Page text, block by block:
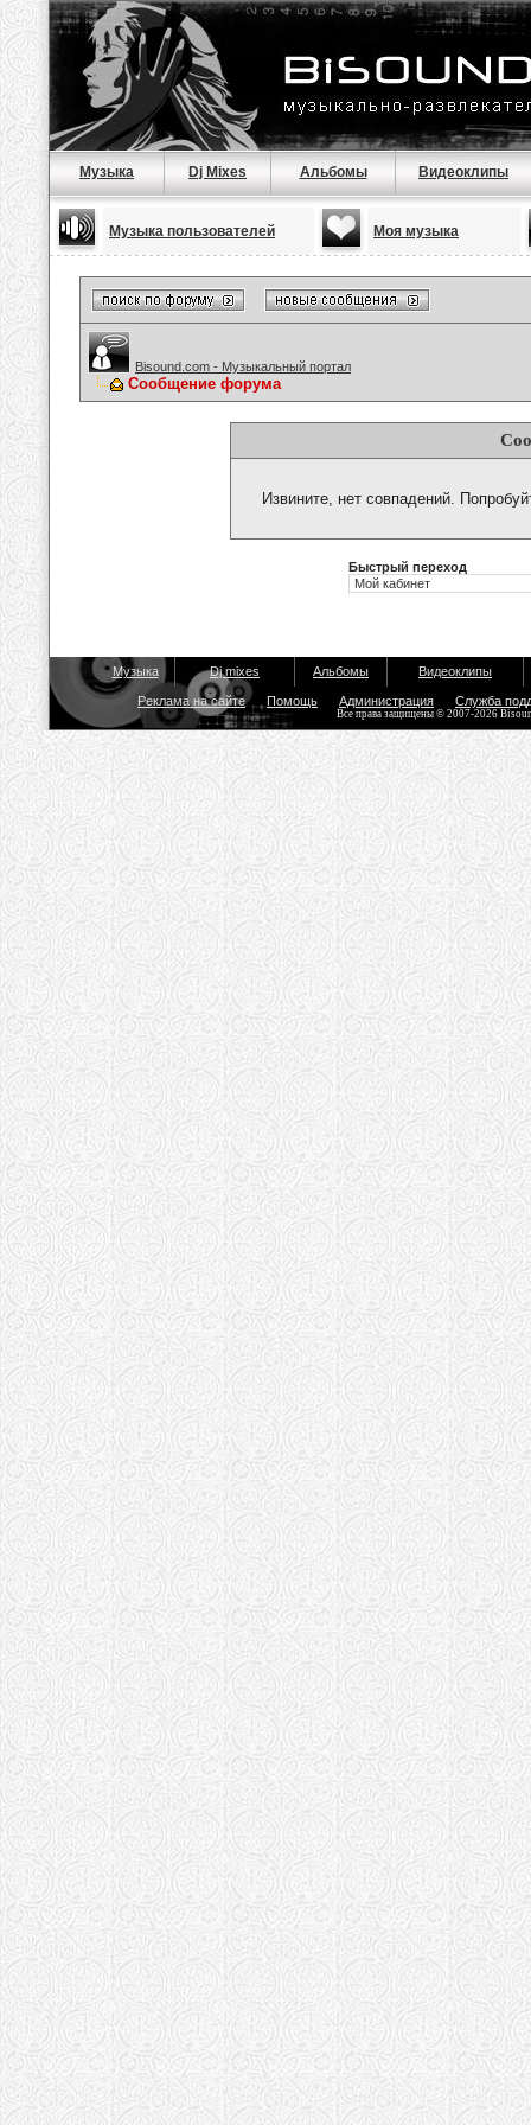
Музыка Dj Mixes Альбомы Видеоклипы
Музыка пользователей Моя музыка
Bisound.com - Музыкальный портал
Сообщение форума
Извините, нет совпадений.
Быстрый переход
Музыка Dj mixes Альбомы Видеоклипы
Реклама на сайте Помощь Администрация Служба
Все права защищены © 2007-2026